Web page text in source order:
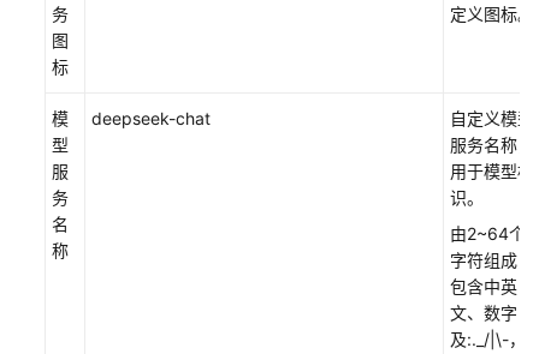
务
图
标
定义图标。
模
型
服
务
名
称
deepseek-chat
自定义模型
服务名称，
用于模型标
识。
由2~64个
字符组成，
包含中英
文、数字
及:._/|\-，